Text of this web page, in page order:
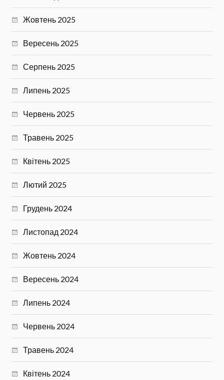
Жовтень 2025
Вересень 2025
Серпень 2025
Липень 2025
Червень 2025
Травень 2025
Квітень 2025
Лютий 2025
Грудень 2024
Листопад 2024
Жовтень 2024
Вересень 2024
Липень 2024
Червень 2024
Травень 2024
Квітень 2024